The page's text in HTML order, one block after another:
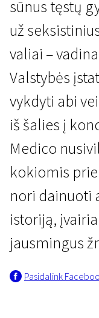
sūnus tęstų
už
valiai –
Valstybės
vykdyti abi
iš šalies į
Medico
kokiomis
nori dainuoti
istoriją,
jausmingus
Pasidalink